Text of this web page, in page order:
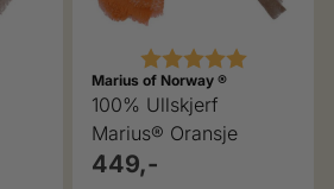
Karakter: 5.0 av 5
Marius of Norway ®
100% Ullskjerf
Marius® Oransje
449,-